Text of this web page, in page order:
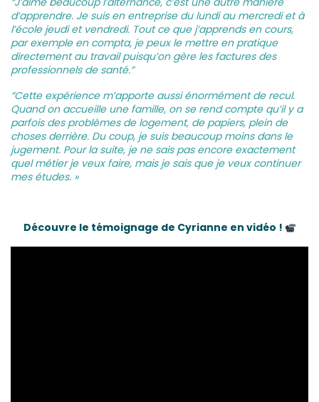
d’apprendre. Je suis en entreprise du lundi au mercredi et à
l’école jeudi et vendredi. Tout ce que j’apprends en cours,
par exemple en compta, je peux le mettre en pratique
directement au travail puisqu’on gère les factures des
professionnels de santé.”
“Cette expérience m’apporte aussi énormément de recul.
Quand on accueille une famille, on se rend compte qu’il y a
parfois des problèmes de logement, de papiers, plein de
choses derrière. Du coup, je suis beaucoup moins dans le
jugement. Pour la suite, je ne sais pas encore exactement
quel métier je veux faire, mais je sais que je veux continuer
mes études. »
Découvre le témoignage de Cyrianne en vidéo !